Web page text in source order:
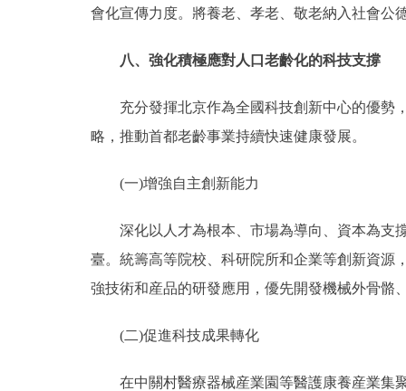
會化宣傳力度。將養老、孝老、敬老納入社會公
八、強化積極應對人口老齡化的科技支撐
充分發揮北京作為全國科技創新中心的優勢，
略，推動首都老齡事業持續快速健康發展。
(一)增強自主創新能力
深化以人才為根本、市場為導向、資本為支撐
臺。統籌高等院校、科研院所和企業等創新資源
強技術和産品的研發應用，優先開發機械外骨骼
(二)促進科技成果轉化
在中關村醫療器械産業園等醫護康養産業集聚